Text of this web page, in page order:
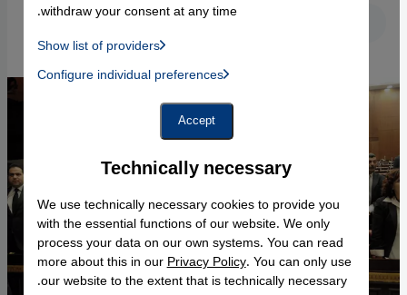
English عربي
Technically necessary
We use technically necessary cookies to provide you
with the essential functions of our website. We only
process your data on our own systems. You can read
more about this in ourPrivacy Policy. You can only use
our website to the extent that is technically necessary.
withdraw your consent at any time.
Show list of providers
Instagram Embed, Twitter Embed, Youtube Embed
Facebook Embed / Facebook Connect
Google Maps Embed
Configure individual preferences
Accept